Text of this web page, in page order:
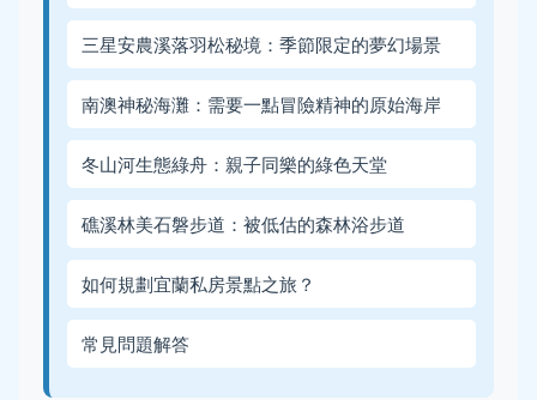
三星安農溪落羽松秘境：季節限定的夢幻場景
南澳神秘海灘：需要一點冒險精神的原始海岸
冬山河生態綠舟：親子同樂的綠色天堂
礁溪林美石磐步道：被低估的森林浴步道
如何規劃宜蘭私房景點之旅？
常見問題解答